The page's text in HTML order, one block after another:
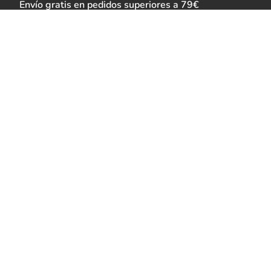
Envío gratis en pedidos superiores a 79€